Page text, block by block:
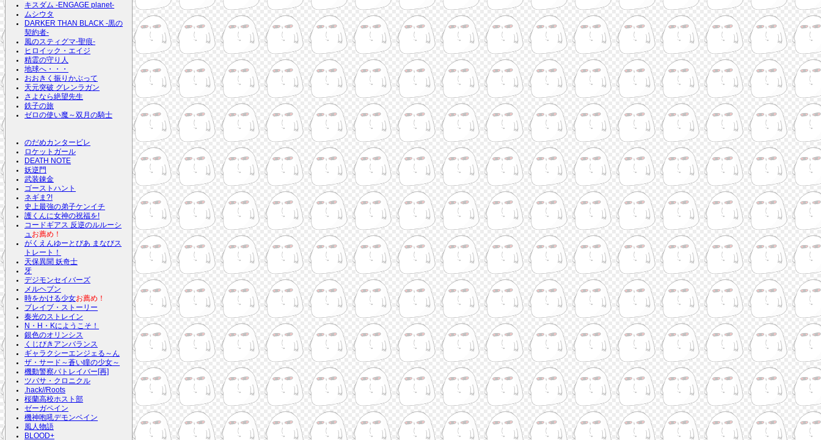
キスダム -ENGAGE planet-
ムシウタ
DARKER THAN BLACK -黒の
契約者-
風のスティグマ-聖痕-
ヒロイック・エイジ
精霊の守り人
地球へ・・・
おおきく振りかぶって
天元突破 グレンラガン
さよなら絶望先生
鉄子の旅
ゼロの使い魔～双月の騎士
のだめカンタービレ
ロケットガール
DEATH NOTE
妖逆門
武装錬金
ゴーストハント
ネギま?!
史上最強の弟子ケンイチ
護くんに女神の祝福を!
コードギアス 反逆のルルーシ
ュ お薦め！
がくえんゆーとぴあ まなびス
トレート！
天保異聞 妖奇士
牙
デジモンセイバーズ
メルヘブン
時をかける少女お薦め！
ブレイブ・ストーリー
奏光のストレイン
N・H・Kにようこそ！
銀色のオリンシス
くじびきアンバランス
ギャラクシーエンジェる～ん
ザ・サード～蒼い瞳の少女～
機動警察パトレイバー[再]
ツバサ・クロニクル
.hack//Roots
桜蘭高校ホスト部
ゼーガペイン
機神咆吼デモンベイン
風人物語
BLOOD+